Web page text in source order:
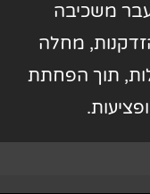
משכיבה
מחלה
תוך הפחתת